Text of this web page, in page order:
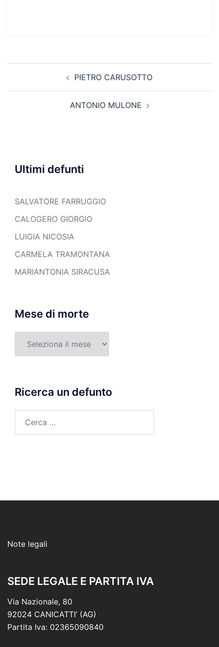
PIETRO CARUSOTTO
ANTONIO MULONE
Ultimi defunti
SALVATORE FARRUGGIO
CALOGERO GIORGIO
LUIGIA NICOSIA
CARMELA TRAMONTANA
MARIANTONIA SIRACUSA
Mese di morte
Ricerca un defunto
Note legali
SEDE LEGALE E PARTITA IVA
Via Nazionale, 80
92024 CANICATTI’ (AG)
Partita Iva: 02365090840